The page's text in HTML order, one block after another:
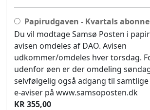
Papirudgaven - Kvartals
Du vil modtage Samsø Posten i
avisen omdeles af DAO. Avisen
udkommer/omdeles hver torsdag.
udenfor øen er der omdeling
selvfølgelig også adgang til
e-aviser på www.samsoposten.dk
KR 355,00